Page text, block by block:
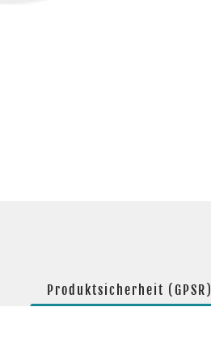
Produktsicherheit (GPSR)